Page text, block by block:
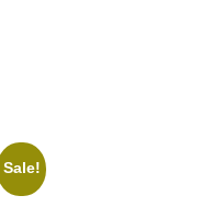
Sale!